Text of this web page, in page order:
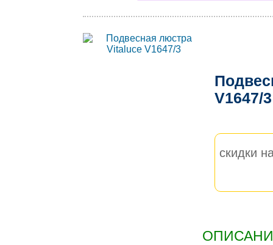
V1647/
скидки